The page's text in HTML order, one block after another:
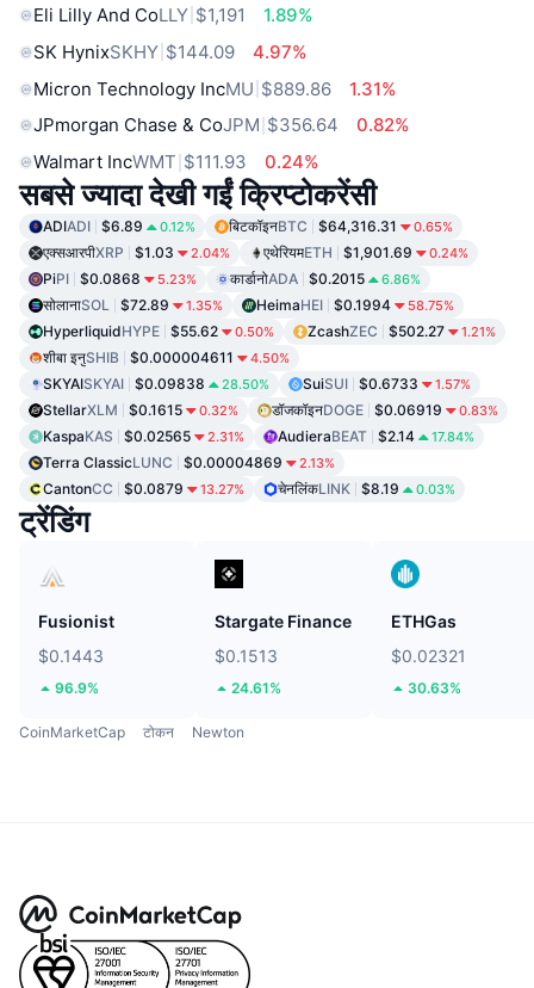
Eli Lilly And CoLLY $1,191
1.89%
SK HynixSKHY $144.09
4.97%
Micron Technology IncMU $889.86
1.31%
JPmorgan Chase & CoJPM $356.64
0.82%
Walmart IncWMT $111.93 0.24%
सबसे ज्यादा देखी गईं क्रिप्टोकरेंसी
ADIADI $6.89 0.12% बिटकॉइनBTC $64,316.31 0.65%
एक्सआरपीXRP $1.03 2.04% एथेरियमETH $1,901.69 0.24%
PiPI $0.0868 5.23% कार्डानोADA $0.2015 6.86%
सोलानाSOL $72.89 1.35% HeimaHEI $0.1994 58.75%
HyperliquidHYPE $55.62 0.50% ZcashZEC $502.27 1.21%
शीबा इनुSHIB $0.000004611 4.50%
SKYAISKYAI $0.09838 28.50% SuiSUI $0.6733 1.57%
StellarXLM $0.1615 0.32% डॉजकॉइनDOGE $0.06919 0.83%
KaspaKAS $0.02565 2.31% AudieraBEAT $2.14 17.84%
Terra ClassicLUNC $0.00004869 2.13%
CantonCC $0.0879 13.27% चेनलिंकLINK $8.19 0.03%
ट्रेंडिंग
Fusionist
$0.1443
96.9%
Stargate Finance
$0.1513
24.61%
ETHGas
$0.02321
30.63%
CoinMarketCap टोकन Newton